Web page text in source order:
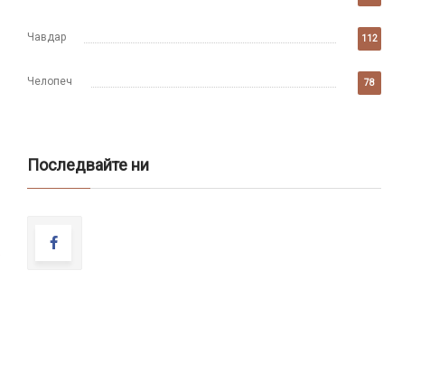
Чавдар 112
Челопеч 78
Последвайте ни